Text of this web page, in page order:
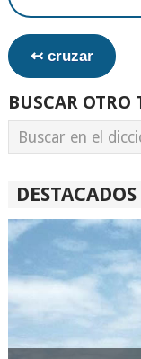
↢ cruzar
BUSCAR
DESTACADOS